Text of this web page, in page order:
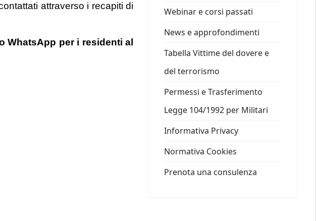
attraverso i recapiti di
WhatsApp per i residenti al
Webinar e corsi passati
News e approfondimenti
Tabella Vittime del dovere e
del terrorismo
Permessi e Trasferimento
Legge 104/1992 per Militari
Informativa Privacy
Normativa Cookies
Prenota una consulenza